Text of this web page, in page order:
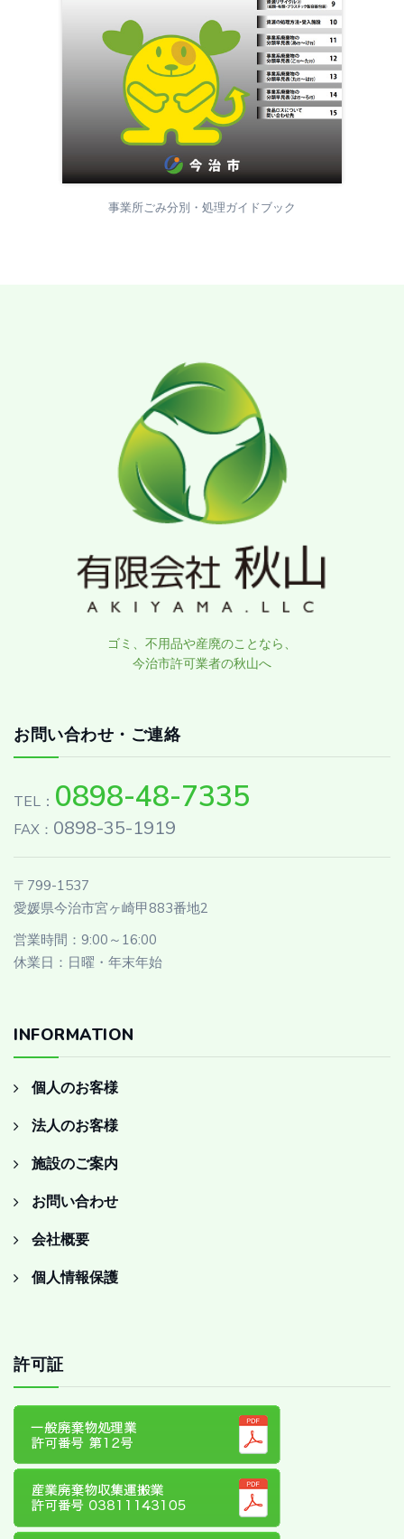
事業所ごみ分別・処理ガイドブック
ゴミ、不用品や産廃のことなら、
今治市許可業者の秋山へ
お問い合わせ・ご連絡
TEL： 0898-48-7335
FAX： 0898-35-1919
〒799-1537
愛媛県今治市宮ヶ崎甲883番地2
営業時間：9:00～16:00
休業日：日曜・年末年始
INFORMATION
個人のお客様
法人のお客様
施設のご案内
お問い合わせ
会社概要
個人情報保護
許可証